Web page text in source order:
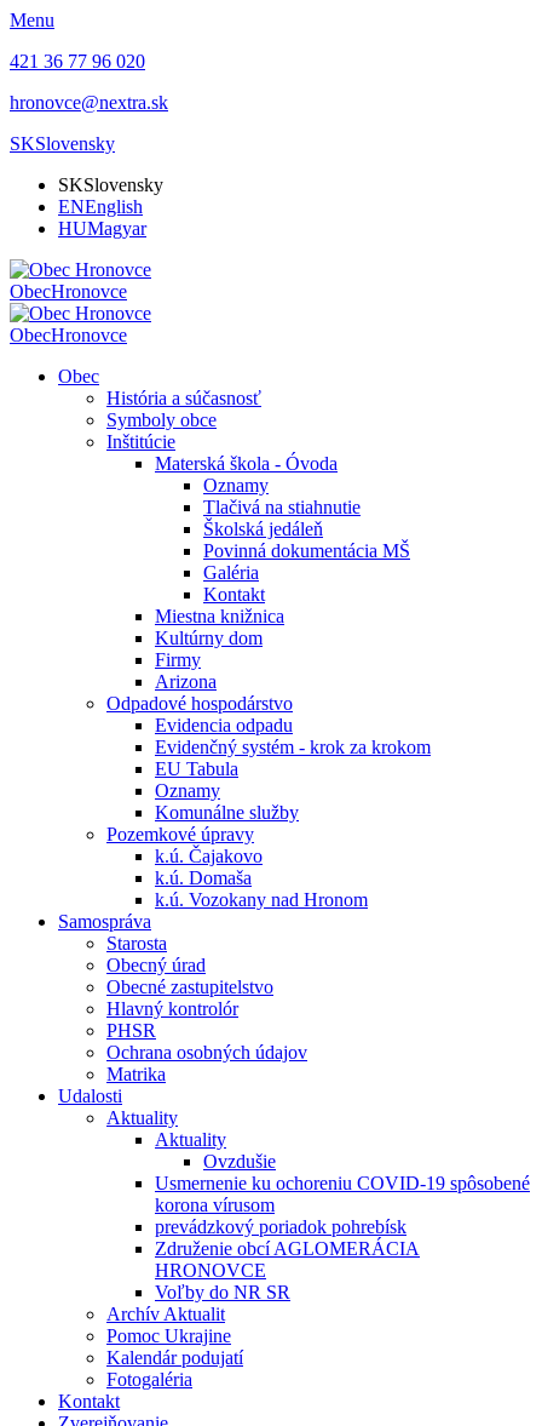
Menu
421 36 77 96 020
hronovce@nextra.sk
SKSlovensky
SKSlovensky
ENEnglish
HUMagyar
ObecHronovce
ObecHronovce
Obec
História a súčasnosť
Symboly obce
Inštitúcie
Materská škola - Óvoda
Oznamy
Tlačivá na stiahnutie
Školská jedáleň
Povinná dokumentácia MŠ
Galéria
Kontakt
Miestna knižnica
Kultúrny dom
Firmy
Arizona
Odpadové hospodárstvo
Evidencia odpadu
Evidenčný systém - krok za krokom
EU Tabula
Oznamy
Komunálne služby
Pozemkové úpravy
k.ú. Čajakovo
k.ú. Domaša
k.ú. Vozokany nad Hronom
Samospráva
Starosta
Obecný úrad
Obecné zastupitelstvo
Hlavný kontrolór
PHSR
Ochrana osobných údajov
Matrika
Udalosti
Aktuality
Aktuality
Ovzdušie
Usmernenie ku ochoreniu COVID-19 spôsobené
korona vírusom
prevádzkový poriadok pohrebísk
Združenie obcí AGLOMERÁCIA
HRONOVCE
Voľby do NR SR
Archív Aktualit
Pomoc Ukrajine
Kalendár podujatí
Fotogaléria
Kontakt